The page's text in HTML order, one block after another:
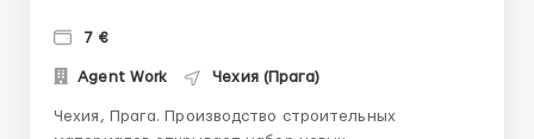
7 €
Agent Work Чехия (Прага)
Чехия, Прага. Производство строительных